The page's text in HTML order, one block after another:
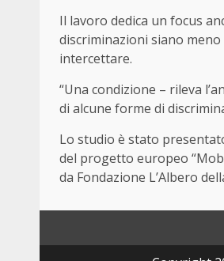
Il lavoro dedica un focus
discriminazioni siano
intercettare.
“Una condizione – rileva
di alcune forme di
Lo studio è stato
del progetto europeo
da Fondazione L’Albero